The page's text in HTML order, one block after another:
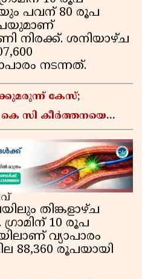
പവന് 80 രൂപ
നിരക്ക്. ശനിയാഴ്ച
നടന്നത്.
കേസ്;
സി കീർത്തനയെ
തിങ്കളാഴ്ച
10 രൂപ
വ്യാപാരം
88,360 രൂപയായി